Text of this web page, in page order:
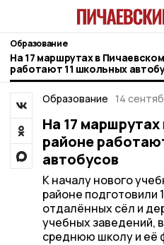
Образование
На 17 маршрутах в
работают 11 школьных
Образование 14
На 17
районе
автобусов
К началу нового
районе подготовили
отдалённых сёл и
учебных заведений,
среднюю школу и её